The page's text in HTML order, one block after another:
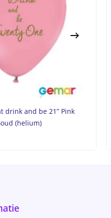
drink and be 21” Pink
(helium)